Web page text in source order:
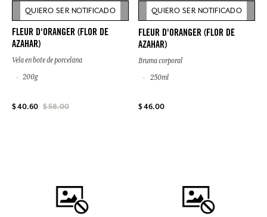
QUIERO SER NOTIFICADO
FLEUR D'ORANGER (FLOR DE
AZAHAR)
Vela en bote de porcelana
200g
$ 40.60 $ 58.00
QUIERO SER NOTIFICADO
FLEUR D'ORANGER (FLOR DE
AZAHAR)
Bruma corporal
250ml
$ 46.00